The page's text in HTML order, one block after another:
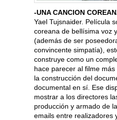
-UNA CANCION
Yael Tujsnaider. Película
coreana de bellísima voz
(además de ser
convincente simpatía),
construye como un
hace parecer al filme
la construcción del
documental en sí. Ese
mostrar a los directores
producción y armado de
emails entre realizadores